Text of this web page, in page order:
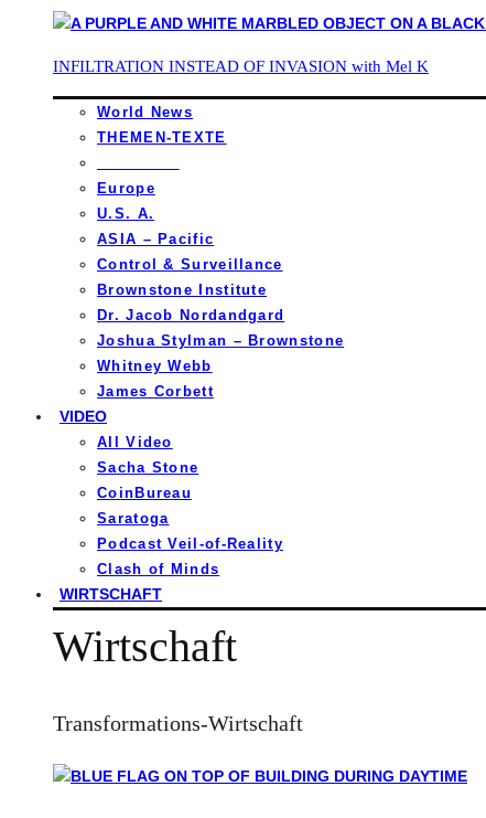
INFILTRATION INSTEAD OF INVASION with Mel K
World News
THEMEN-TEXTE
Europe
U.S. A.
ASIA – Pacific
Control & Surveillance
Brownstone Institute
Dr. Jacob Nordandgard
Joshua Stylman – Brownstone
Whitney Webb
James Corbett
VIDEO
All Video
Sacha Stone
CoinBureau
Saratoga
Podcast Veil-of-Reality
Clash of Minds
WIRTSCHAFT
Wirtschaft
Transformations-Wirtschaft